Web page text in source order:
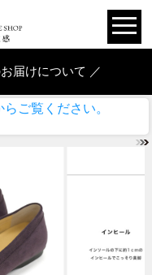
届けについて ／
ご覧ください。